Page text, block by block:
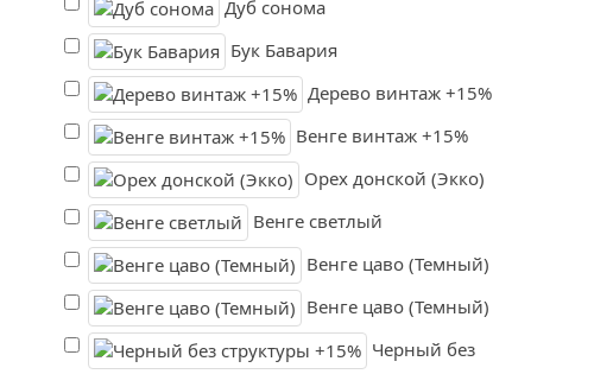
Дуб сонома
Бук Бавария
Дерево винтаж +15%
Венге винтаж +15%
Орех донской (Экко)
Венге светлый
Венге цаво (Темный)
Венге цаво (Темный)
Черный без